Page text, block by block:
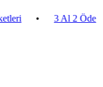
• 3 Al 2 Öde •